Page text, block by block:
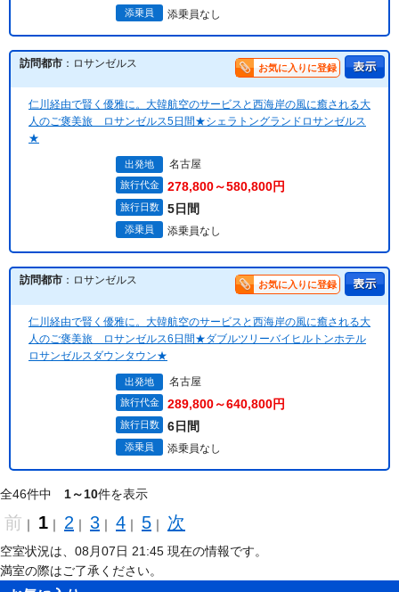
添乗員 添乗員なし
訪問都市 ：ロサンゼルス お気に入りに登録
仁川経由で賢く優雅に。大韓航空のサービスと西海岸の風に癒される大
人のご褒美旅 ロサンゼルス5日間★シェラトングランドロサンゼルス
★
出発地 名古屋
旅行代金 278,800～580,800円
旅行日数 5日間
添乗員 添乗員なし
訪問都市 ：ロサンゼルス お気に入りに登録
仁川経由で賢く優雅に。大韓航空のサービスと西海岸の風に癒される大
人のご褒美旅 ロサンゼルス6日間★ダブルツリーバイヒルトンホテル
ロサンゼルスダウンタウン★
出発地 名古屋
旅行代金 289,800～640,800円
旅行日数 6日間
添乗員 添乗員なし
全46件中 1～10件を表示
前 ｜ 1 ｜ 2 ｜ 3 ｜ 4 ｜ 5 ｜ 次
空室状況は、08月07日 21:45 現在の情報です。
満室の際はご了承ください。